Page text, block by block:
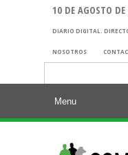
10 DE AGOSTO
DIARIO DIGITAL.
NOSOTROS